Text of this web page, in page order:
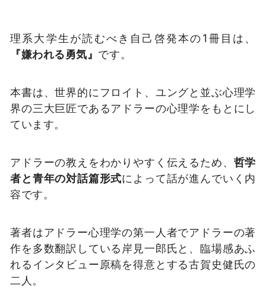
理系大学生が読むべき自己啓発本の1冊目は、
『嫌われる勇気』 です。
本書は、世界的にフロイト、ユングと並ぶ心理学
界の三大巨匠であるアドラーの心理学をもとにし
ています。
アドラーの教えをわかりやすく伝えるため、 哲学
者と青年の対話篇形式によって話が進んでいく内
容です。
著者はアドラー心理学の第一人者でアドラーの著
作を多数翻訳している岸見一郎氏と、臨場感あふ
れるインタビュー原稿を得意とする古賀史健氏の
二人。